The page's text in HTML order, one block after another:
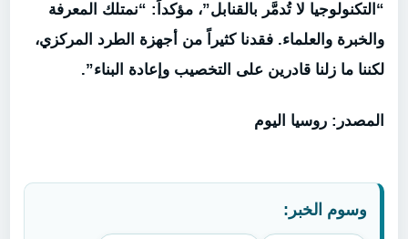
“التكنولوجيا لا تُدمَّر بالقنابل”، مؤكداً: “نمتلك المعرفة
والخبرة والعلماء. فقدنا كثيراً من أجهزة الطرد المركزي،
لكننا ما زلنا قادرين على التخصيب وإعادة البناء”.
المصدر: روسيا اليوم
وسوم الخبر: